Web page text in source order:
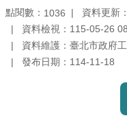
聯
絡
資
點閱數： 1036
資料更新
資料檢視：115-05-26
資料維護：臺北市政府
發布日期：114-11-18